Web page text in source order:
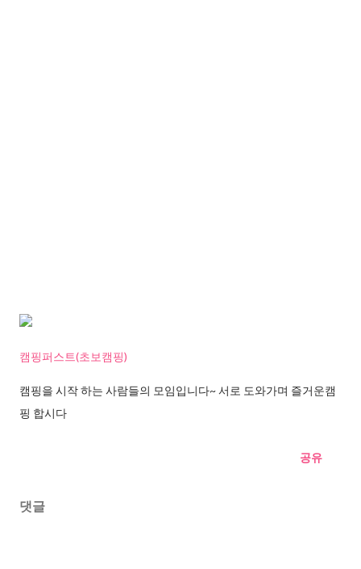
캠핑퍼스트(초보캠핑)
캠핑을 시작 하는 사람들의 모임입니다~ 서로 도와가며 즐거운캠
핑 합시다
공유
댓글